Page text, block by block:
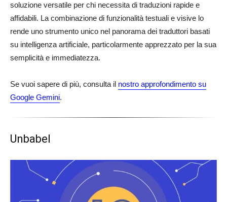
soluzione versatile per chi necessita di traduzioni rapide e
affidabili. La combinazione di funzionalità testuali e visive lo
rende uno strumento unico nel panorama dei traduttori basati
su intelligenza artificiale, particolarmente apprezzato per la sua
semplicità e immediatezza.
Se vuoi sapere di più, consulta il nostro approfondimento su
Google Gemini.
Unbabel